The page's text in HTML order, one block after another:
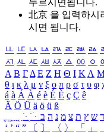
누르시면됩니다.
北京 을 입력하시
시면 됩니다.
ㅥ ㅦ ㅧ ㅨ ㅩ ㅪ ㅫ ㅬ
ㅺ ㅻ ㅼ ㅽ ㅾ ㅿ ㆀ ㆁ
Α Β ΓΔ Ε Ζ Η Θ Ι ΚΛ
θ ι κ λ μ ν ξ ο π ρ σ τ υ φ
á à Á À é è É È ç Ç ê
Ä Ö Ü ä ö ü ß
ִֶֹ ֻּ ׁׂ ד ש ץ ת צ מ נ ה ב
‘ ’ “ ” 〔 〕 〈 〉 「 」